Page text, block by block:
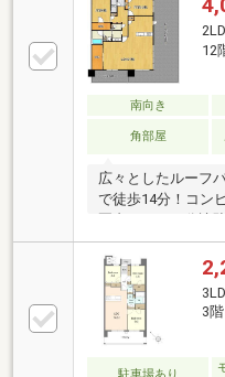
12
南向き
角部屋
広々としたルーフ
で徒歩14分！コン
圏内です。・分譲
立金1，000円/月
ニー42.7平米・大
空室です。日曜日
10時～16時（休：
はお電話でのお問
す。
3